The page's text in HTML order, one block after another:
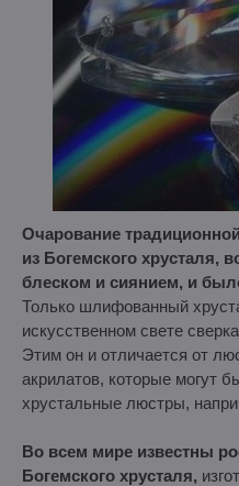
Очарование
из Богемского хрусталя,
блеском и сиянием, и
Только шлифованный
искусственном свете
Этим он и отличается от
акрилатов, которые могут
хрустальные люстры,
Во всем мире известны
Богемского хрусталя,